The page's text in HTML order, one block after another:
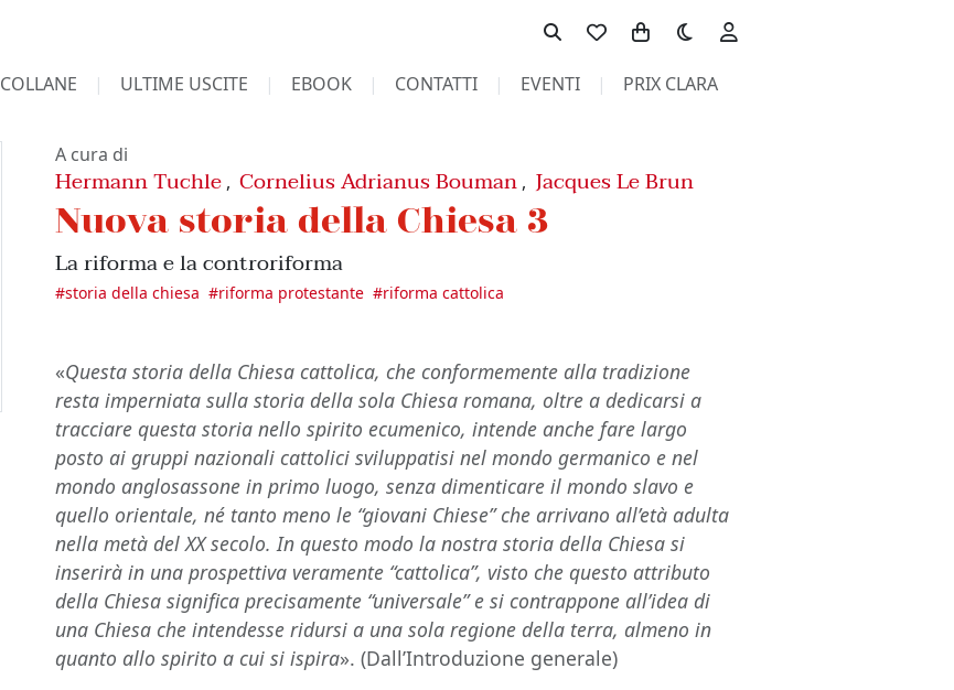
Toggle theme
COLLANE ULTIME USCITE EBOOK CONTATTI EVENTI PRIX CLARA
A cura di
Hermann Tuchle ,Cornelius Adrianus Bouman , Jacques Le Brun
Nuova storia della Chiesa 3
La riforma e la controriforma
#storia della chiesa #riforma protestante #riforma cattolica
«Questa storia della Chiesa cattolica, che conformemente alla tradizione
resta imperniata sulla storia della sola Chiesa romana, oltre a dedicarsi a
tracciare questa storia nello spirito ecumenico, intende anche fare largo
posto ai gruppi nazionali cattolici sviluppatisi nel mondo germanico e nel
mondo anglosassone in primo luogo, senza dimenticare il mondo slavo e
quello orientale, né tanto meno le “giovani Chiese” che arrivano all’età adulta
nella metà del XX secolo. In questo modo la nostra storia della Chiesa si
inserirà in una prospettiva veramente “cattolica”, visto che questo attributo
della Chiesa significa precisamente “universale” e si contrappone all’idea di
una Chiesa che intendesse ridursi a una sola regione della terra, almeno in
quanto allo spirito a cui si ispira». (Dall’Introduzione generale)